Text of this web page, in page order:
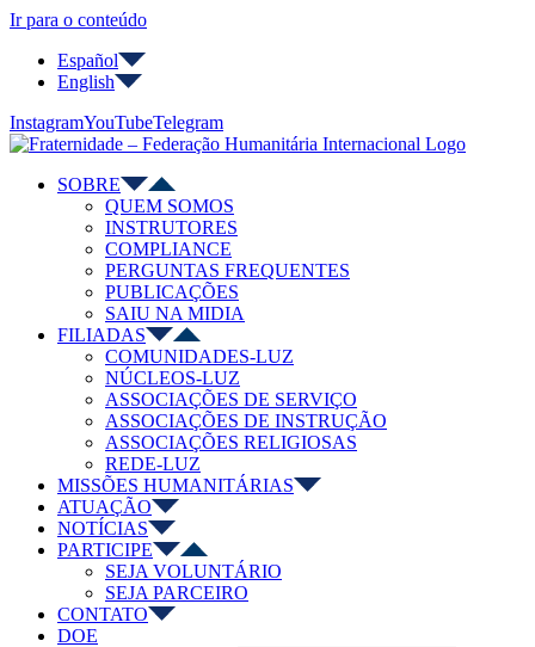
Ir para o conteúdo
Español
English
InstagramYouTubeTelegram
SOBRE
QUEM SOMOS
INSTRUTORES
COMPLIANCE
PERGUNTAS FREQUENTES
PUBLICAÇÕES
SAIU NA MIDIA
FILIADAS
COMUNIDADES-LUZ
NÚCLEOS-LUZ
ASSOCIAÇÕES DE SERVIÇO
ASSOCIAÇÕES DE INSTRUÇÃO
ASSOCIAÇÕES RELIGIOSAS
REDE-LUZ
MISSÕES HUMANITÁRIAS
ATUAÇÃO
NOTÍCIAS
PARTICIPE
SEJA VOLUNTÁRIO
SEJA PARCEIRO
CONTATO
DOE